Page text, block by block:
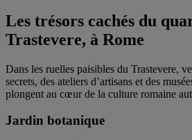
Les trésors cachés du
Trastevere, à Rome
Dans les ruelles paisibles du Trastevere,
secrets, des ateliers d’artisans et des
plongent au cœur de la culture romaine
Jardin botanique